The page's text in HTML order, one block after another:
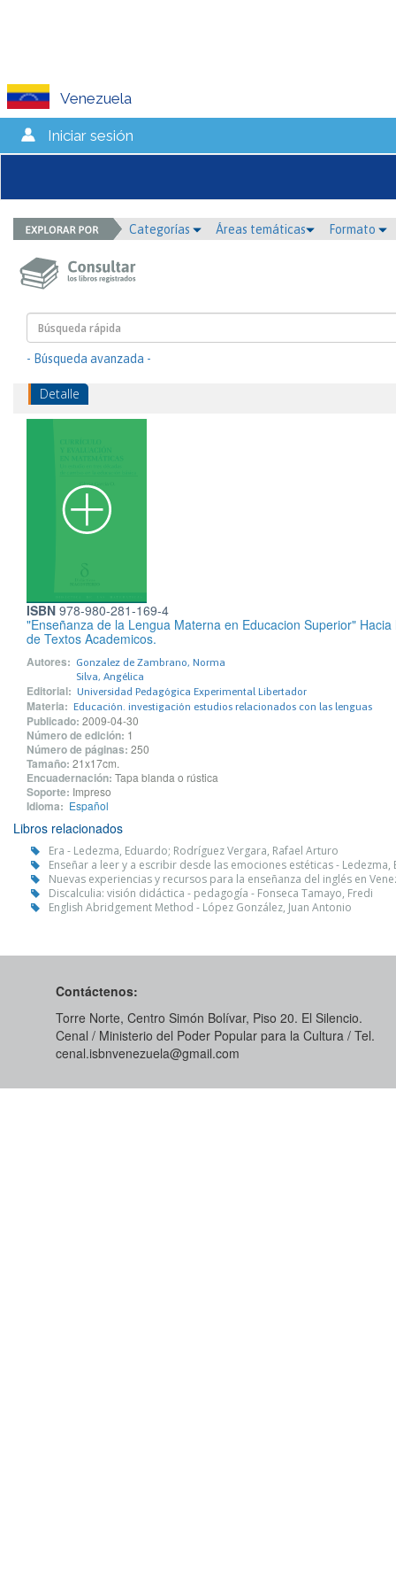
Venezuela
Iniciar sesión
Categorías Áreas temáticas Formato
- Búsqueda avanzada -
Detalle
ISBN 978-980-281-169-4
"Enseñanza de la Lengua Materna en Educacion Superior"
de Textos Academicos.
Autores: Gonzalez de Zambrano, Norma
Silva, Angélica
Editorial: Universidad Pedagógica Experimental Libertador
Materia: Educación. investigación estudios relacionados con las lenguas
Publicado: 2009-04-30
Número de edición: 1
Número de páginas: 250
Tamaño: 21x17cm.
Encuadernación: Tapa blanda o rústica
Soporte: Impreso
Idioma: Español
Libros relacionados
Era - Ledezma, Eduardo; Rodríguez Vergara, Rafael Arturo
Enseñar a leer y a escribir desde las emociones estéticas - Ledezma,
Nuevas experiencias y recursos para la enseñanza del inglés en
Discalculia: visión didáctica - pedagogía - Fonseca Tamayo, Fredi
English Abridgement Method - López González, Juan Antonio
Contáctenos:
Torre Norte, Centro Simón Bolívar, Piso 20. El Silencio.
Cenal / Ministerio del Poder Popular para la Cultura / Tel.
cenal.isbnvenezuela@gmail.com